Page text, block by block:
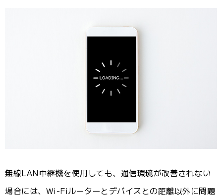
無線LAN中継機を使用しても、通信環境が改善されない
場合には、Wi-Fiルーターとデバイスとの距離以外に問題